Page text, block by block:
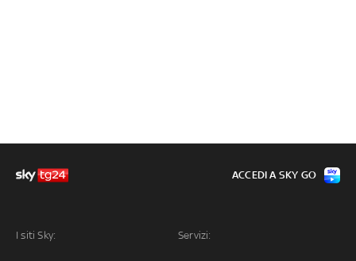
I siti Sky: Servizi:
ACCEDI A SKY GO